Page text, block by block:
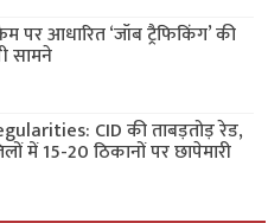
पर आधारित ‘जॉब ट्रैफिकिंग’ की
सामने
CID की ताबड़तोड़ रेड,
में 15-20 ठिकानों पर छापेमारी